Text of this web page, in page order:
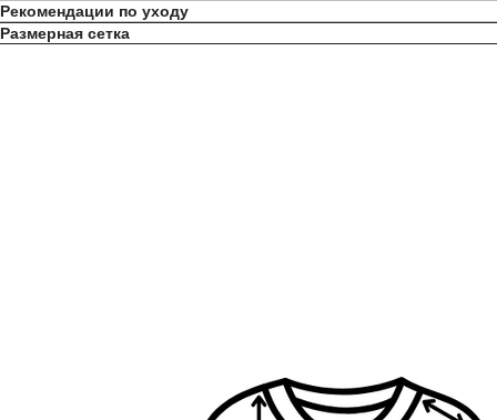
Рекомендации по уходу
Размерная сетка